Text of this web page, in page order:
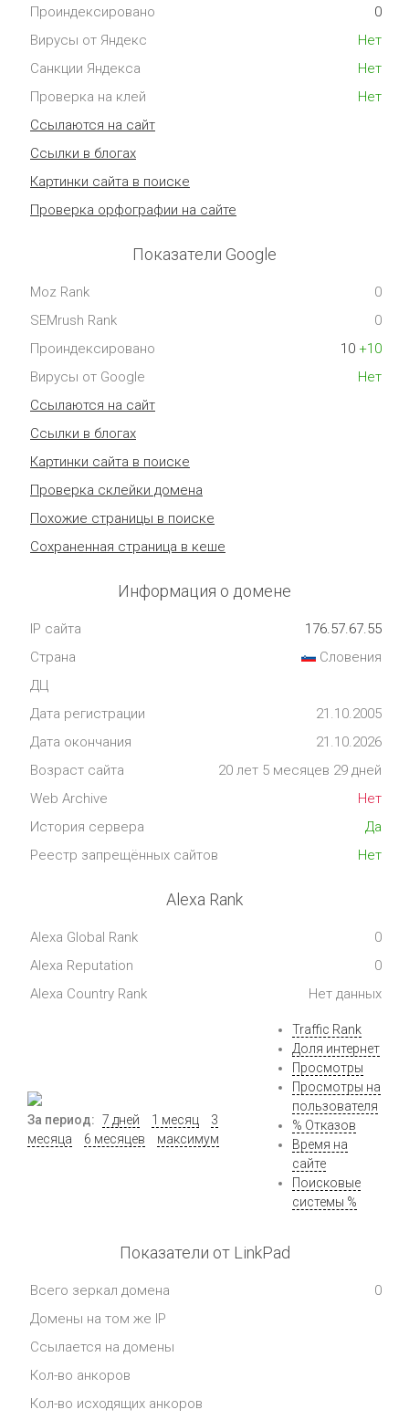
Проиндексировано
0
Вирусы от Яндекс
Нет
Санкции Яндекса
Нет
Проверка на клей
Нет
Ссылаются на сайт
Ссылки в блогах
Картинки сайта в поиске
Проверка орфографии на сайте
Показатели Google
Moz Rank
0
SEMrush Rank
0
Проиндексировано
10 +10
Вирусы от Google
Нет
Ссылаются на сайт
Ссылки в блогах
Картинки сайта в поиске
Проверка склейки домена
Похожие страницы в поиске
Сохраненная страница в кеше
Информация о домене
IP сайта
176.57.67.55
Страна
Словения
ДЦ
Дата регистрации
21.10.2005
Дата окончания
21.10.2026
Возраст сайта
20 лет 5 месяцев 29 дней
Web Archive
Нет
История сервера
Да
Реестр запрещённых сайтов
Нет
Alexa Rank
Alexa Global Rank
0
Alexa Reputation
0
Alexa Country Rank
Нет данных
За период: 7 дней 1 месяц
3
месяца
6 месяцев максимум
Traffic Rank
Доля интернет
Просмотры
Просмотры на
пользователя
% Отказов
Время на
сайте
Поисковые
системы %
Показатели от LinkPad
Всего зеркал домена
0
Домены на том же IP
Ссылается на домены
Кол-во анкоров
Кол-во исходящих анкоров